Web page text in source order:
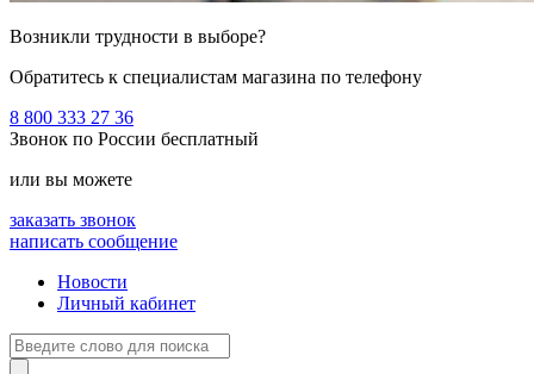
Возникли трудности в выборе?
Обратитесь к специалистам магазина по телефону
8 800 333 27 36
Звонок по России бесплатный
или вы можете
заказать звонок
написать сообщение
Новости
Личный кабинет